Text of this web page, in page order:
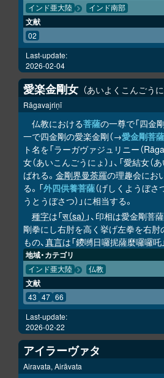
インド亜大陸 インド南部
文献
02
Last-update:
2026-02-04
愛楽金剛女 あいよくこんごう
Rāgavajriṇī
仏教における菩薩の一尊で「四金
一で四金剛の愛楽金剛（→愛金剛菩薩
ト名を「ラーガヴァジュリニー（
女（あいこんごうにょ）」、「愛結女（
ばれる。 金剛界曼荼羅の理趣会にお
る。「外四供養菩薩（げしくようぼさつ
うとうぼさつ）」に相当する。
種字は「स（sa） 」、印相は愛金剛菩
剛拳にし右肘を高く挙げ左拳を右肘
もの、真言は「鑁嚩日囉抳薩麼囉囉吒」
地域・カテゴリ
インド亜大陸 仏教
文献
43 47 66
Last-update:
2026-02-22
アイラーヴァタ
Airavata, Airāvata